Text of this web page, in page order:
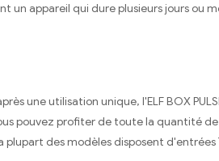
appareil qui dure plusieurs jours ou
une utilisation unique, l'ELF BOX
pouvez profiter de toute la quantité de
des modèles disposent d'entrées